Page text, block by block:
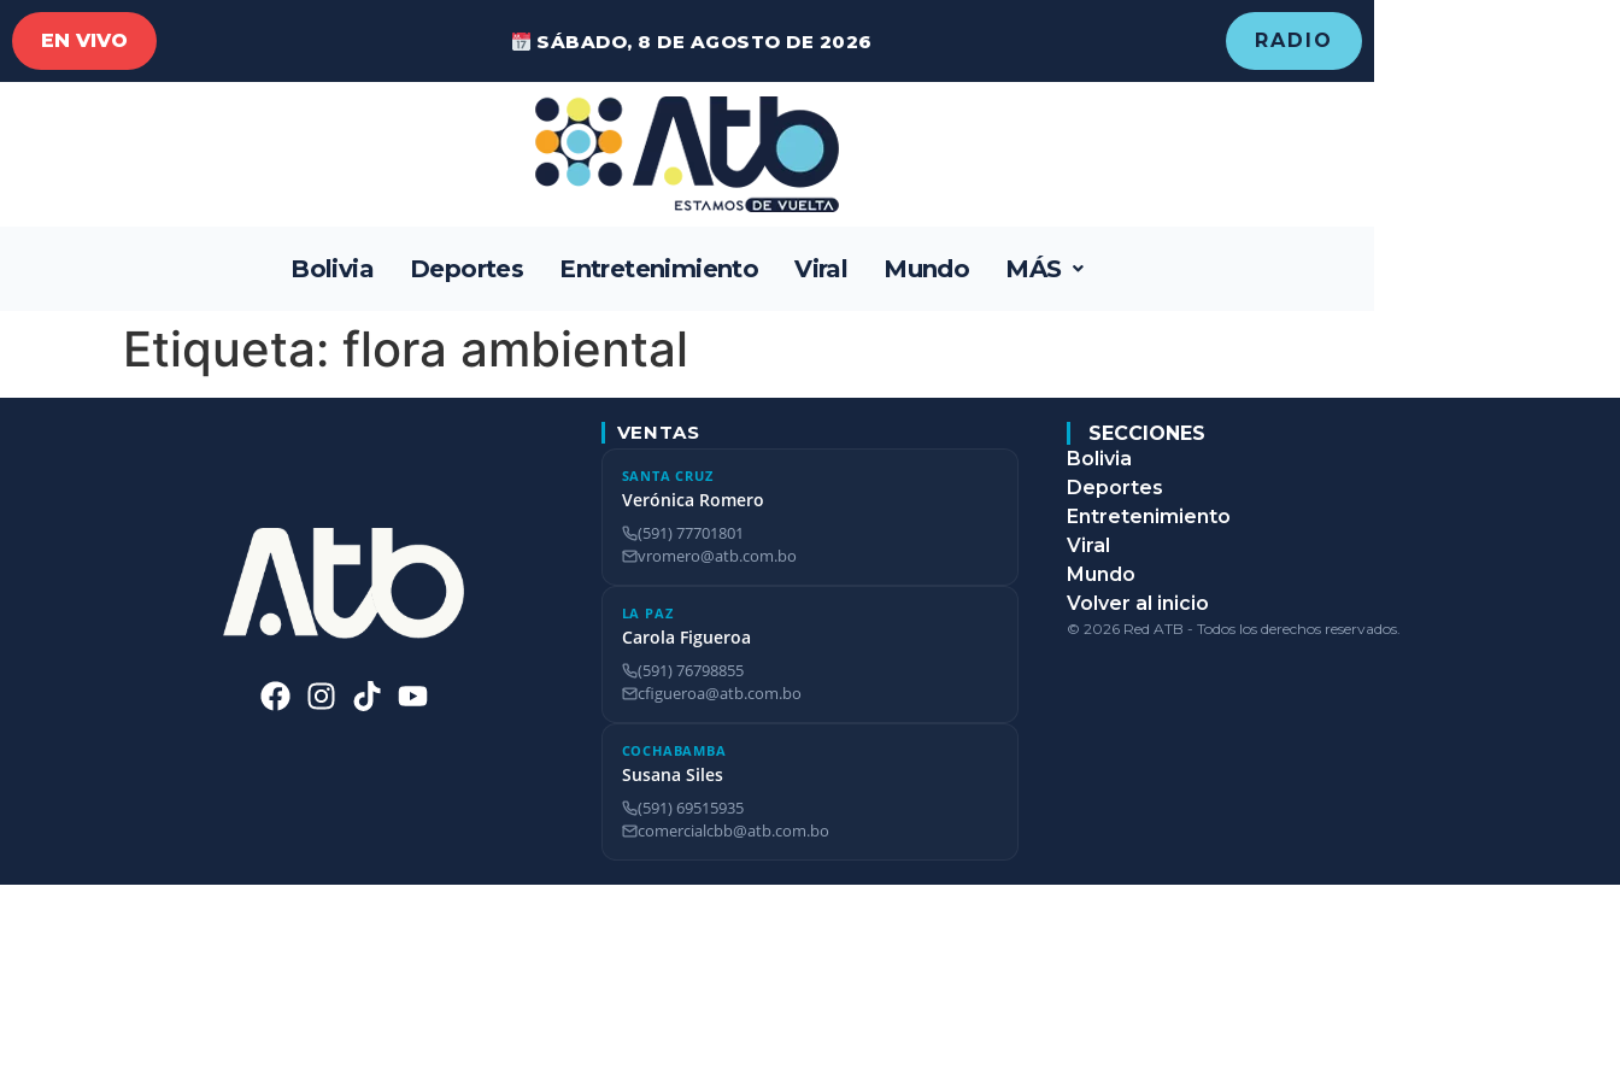
EN VIVO SÁBADO, 8 DE AGOSTO DE 2026 RADIO
Bolivia Deportes Entretenimiento Viral Mundo MÁS
Etiqueta: flora ambiental
VENTAS
SANTA CRUZ
Verónica Romero
(591) 77701801
vromero@atb.com.bo
LA PAZ
Carola Figueroa
(591) 76798855
cfigueroa@atb.com.bo
COCHABAMBA
Susana Siles
(591) 69515935
comercialcbb@atb.com.bo
SECCIONES
Bolivia
Deportes
Entretenimiento
Viral
Mundo
Volver al inicio
© 2026 Red ATB - Todos los derechos reservados.